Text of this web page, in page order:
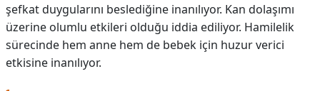
şefkat duygularını beslediğine inanılıyor. Kan dolaşımı
üzerine olumlu etkileri olduğu iddia ediliyor. Hamilelik
sürecinde hem anne hem de bebek için huzur verici
etkisine inanılıyor.